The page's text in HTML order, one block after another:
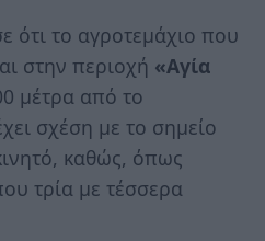
ότι το αγροτεμάχιο που
στην περιοχή «Αγία
μέτρα από το
σχέση με το σημείο
καθώς, όπως
τρία με τέσσερα